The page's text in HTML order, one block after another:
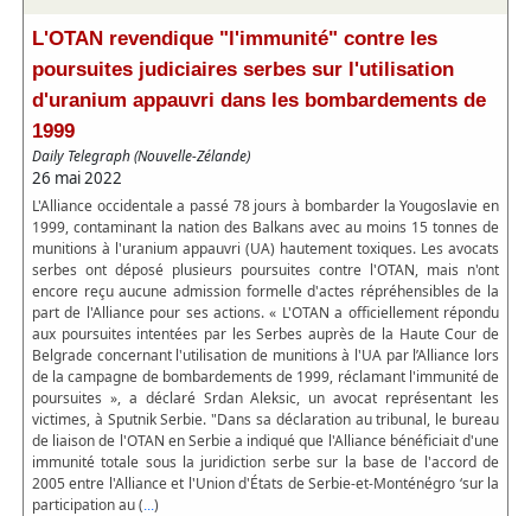
L'OTAN revendique "l'immunité" contre les
poursuites judiciaires serbes sur l'utilisation
d'uranium appauvri dans les bombardements de
1999
Daily Telegraph (Nouvelle-Zélande)
26 mai 2022
L'Alliance occidentale a passé 78 jours à bombarder la Yougoslavie en
1999, contaminant la nation des Balkans avec au moins 15 tonnes de
munitions à l'uranium appauvri (UA) hautement toxiques. Les avocats
serbes ont déposé plusieurs poursuites contre l'OTAN, mais n'ont
encore reçu aucune admission formelle d'actes répréhensibles de la
part de l'Alliance pour ses actions. « L'OTAN a officiellement répondu
aux poursuites intentées par les Serbes auprès de la Haute Cour de
Belgrade concernant l'utilisation de munitions à l'UA par l’Alliance lors
de la campagne de bombardements de 1999, réclamant l'immunité de
poursuites », a déclaré Srdan Aleksic, un avocat représentant les
victimes, à Sputnik Serbie. "Dans sa déclaration au tribunal, le bureau
de liaison de l'OTAN en Serbie a indiqué que l'Alliance bénéficiait d'une
immunité totale sous la juridiction serbe sur la base de l'accord de
2005 entre l'Alliance et l'Union d'États de Serbie-et-Monténégro ‘sur la
participation au (...)